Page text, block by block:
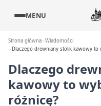
MENU
Strona główna Wiadomości
Dlaczego drewniany stolik kawowy
Dlaczego
kawowy to
różnicę?